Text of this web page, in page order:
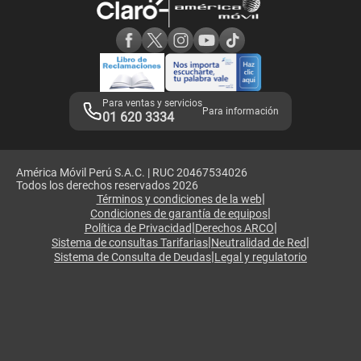
Adquirientes iPhone 6, 6S y SE
Mensaje de Seguridad
Términos y Condiciones de Tienda Claro
Libro de Reclamaciones
Legales de marketplace
Para ventas y servicios
01 620 3334 Para información
América Móvil Perú S.A.C. | RUC 20467534026
Todos los derechos reservados 2026
Términos y condiciones de la web|
Condiciones de garantía de equipos|
Política de Privacidad|Derechos ARCO|
Sistema de consultas Tarifarias|Neutralidad de Red|
Sistema de Consulta de Deudas|Legal y regulatorio